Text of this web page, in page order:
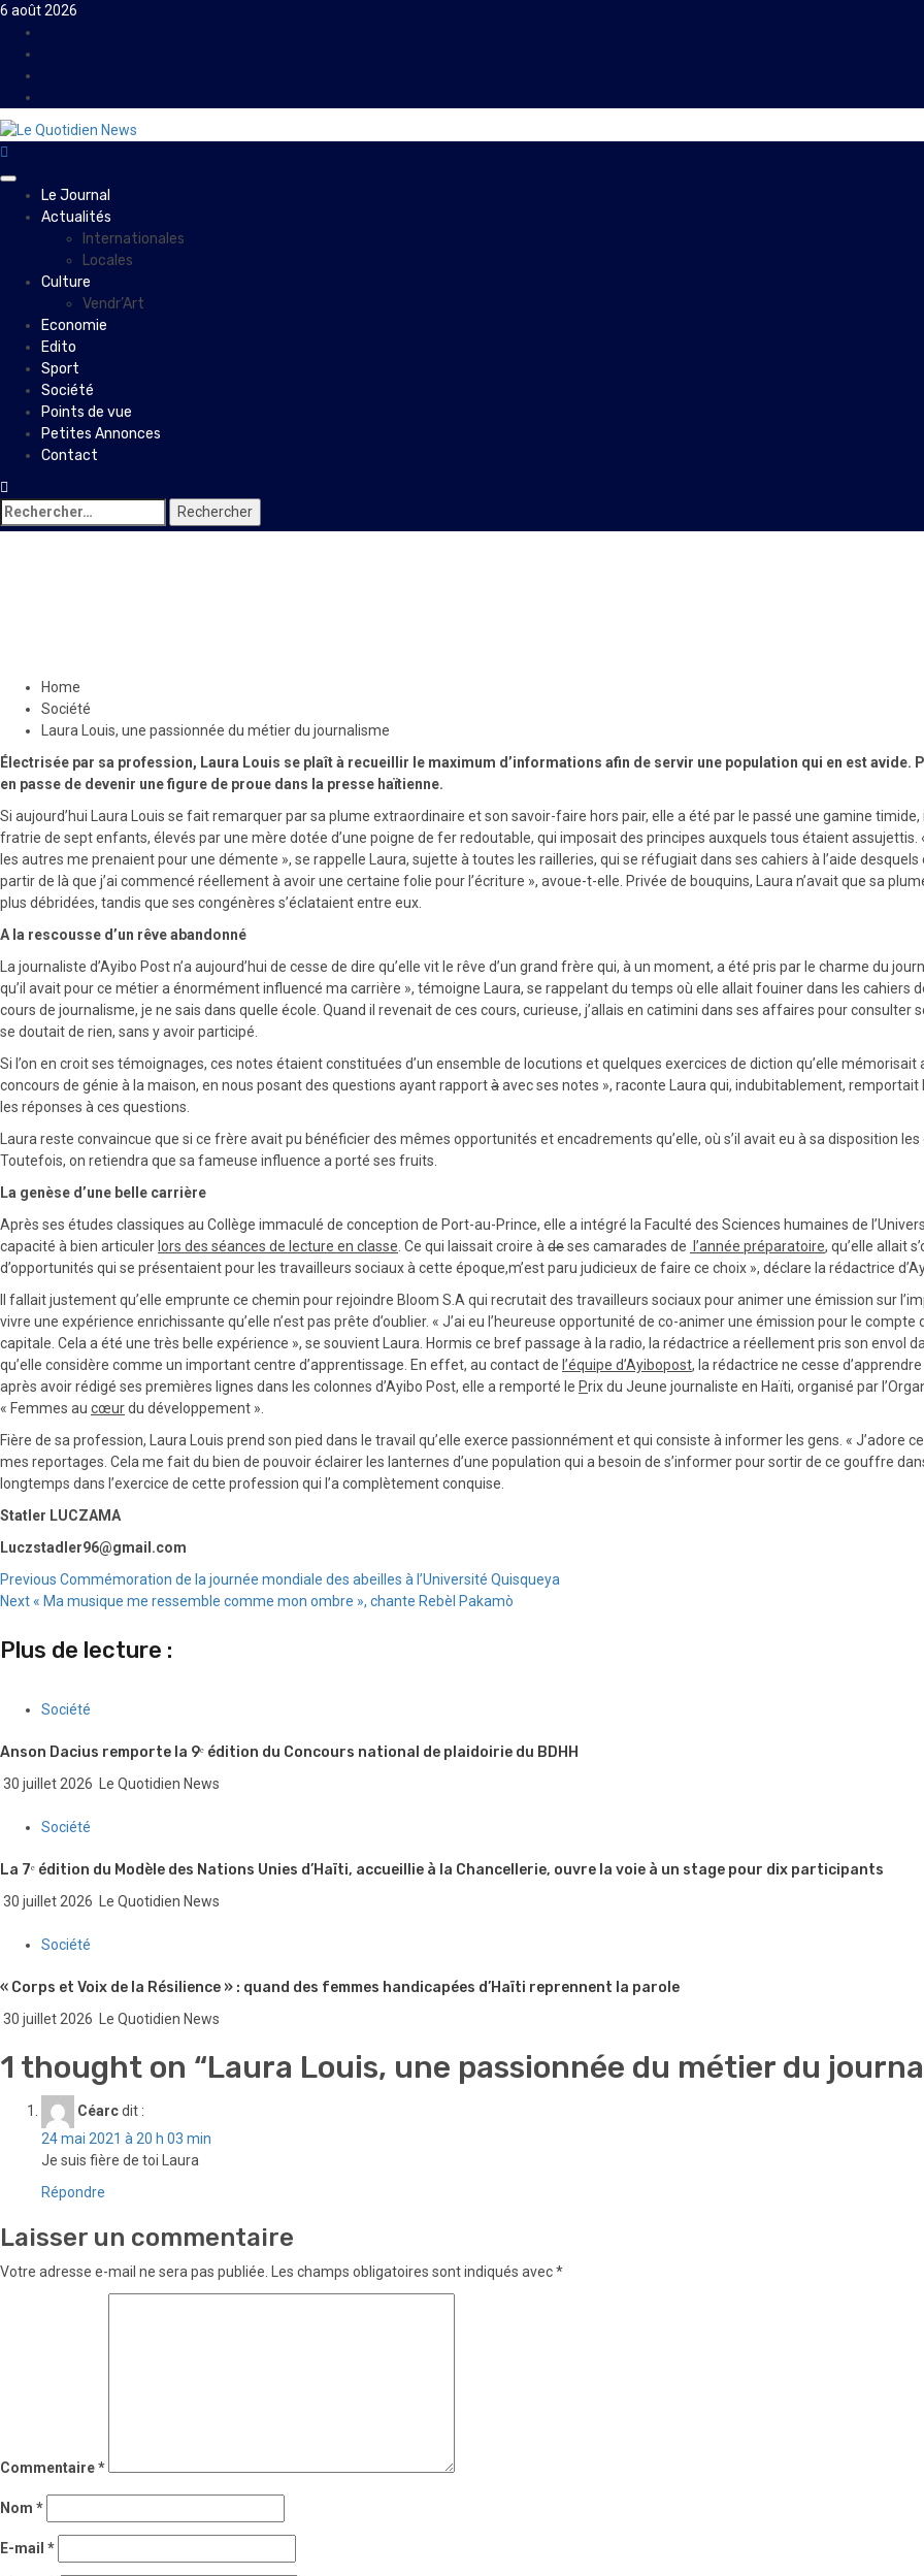
Skip
content
6 août 2026
PrimaryLe Journal
Actualités
Internationales
Locales
Culture
Vendr’Art
Economie
Edito
Sport
Société
Points de vue
Petites Annonces
Contact
Rechercher :
Home
Société
Laura Louis, une passionnée du métier du journalisme
Électrisée par sa profession, Laura Louis se plaît à recueillir le maximum d’informations afin de servir une population qui en est avide.
en passe de devenir une figure de proue dans la presse haïtienne.
Si aujourd’hui Laura Louis se fait remarquer par sa plume extraordinaire et son savoir-faire hors pair, elle a été par le passé une gamine
fratrie de sept enfants, élevés par une mère dotée d’une poigne de fer redoutable, qui imposait des principes auxquels tous étaient
les autres me prenaient pour une démente », se rappelle Laura, sujette à toutes les railleries, qui se réfugiait dans ses cahiers à l’aide
partir de là que j’ai commencé réellement à avoir une certaine folie pour l’écriture », avoue-t-elle. Privée de bouquins, Laura n’avait que sa
plus débridées, tandis que ses congénères s’éclataient entre eux.
A la rescousse d’un rêve abandonné
La journaliste d’Ayibo Post n’a aujourd’hui de cesse de dire qu’elle vit le rêve d’un grand frère qui, à un moment, a été pris par le charme du
qu’il avait pour ce métier a énormément influencé ma carrière », témoigne Laura, se rappelant du temps où elle allait fouiner dans les cahiers
cours de journalisme, je ne sais dans quelle école. Quand il revenait de ces cours, curieuse, j’allais en catimini dans ses affaires pour
se doutait de rien, sans y avoir participé.
Si l’on en croit ses témoignages, ces notes étaient constituées d’un ensemble de locutions et quelques exercices de diction qu’elle
concours de génie à la maison, en nous posant des questions ayant rapportàavec ses notes », raconte Laura qui, indubitablement,
les réponses à ces questions.
Laura reste convaincue que si ce frère avait pu bénéficier des mêmes opportunités et encadrements qu’elle, où s’il avait eu à sa disposition
Toutefois, on retiendra que sa fameuse influence a porté ses fruits.
La genèse d’une belle carrière
Après ses études classiques au Collège immaculé de conception de Port-au-Prince, elle a intégré la Faculté des Sciences humaines de
capacité à bien articuler lors des séances de lecture en classe . Ce qui laissait croire à deses camarades de l’année préparatoire, qu’elle allait
d’opportunités qui se présentaient pour les travailleurs sociaux à cette époque,m’est paru judicieux de faire ce choix », déclare la rédactrice
Il fallait justement qu’elle emprunte ce chemin pour rejoindre Bloom S.A qui recrutait des travailleurs sociaux pour animer une émission sur
vivre une expérience enrichissante qu’elle n’est pas prête d’oublier. « J’ai eu l’heureuse opportunité de co-animer une émission pour le compte
capitale. Cela a été une très belle expérience », se souvient Laura. Hormis ce bref passage à la radio, la rédactrice a réellement pris son envol
qu’elle considère comme un important centre d’apprentissage. En effet, au contact de l’équipe d’Ayibopost, la rédactrice ne cesse
après avoir rédigé ses premières lignes dans les colonnes d’Ayibo Post, elle a remporté le Prix du Jeune journaliste en Haïti, organisé par
« Femmes au cœurdu développement ».
Fière de sa profession, Laura Louis prend son pied dans le travail qu’elle exerce passionnément et qui consiste à informer les gens. «
mes reportages. Cela me fait du bien de pouvoir éclairer les lanternes d’une population qui a besoin de s’informer pour sortir de ce gouffre
longtemps dans l’exercice de cette profession qui l’a complètement conquise.
Statler LUCZAMA
Luczstadler96@gmail.com
Continue
Reading
Previous Commémoration de la journée mondiale des abeilles à l’Université Quisqueya
Next« Ma musique me ressemble comme mon ombre », chante Rebèl Pakamò
Plus de lecture :
Société
Anson Dacius remporte la 9ᵉ édition du Concours national de plaidoirie du BDHH
30 juillet 2026 Le Quotidien News
Société
La 7ᵉ édition du Modèle des Nations Unies d’Haïti, accueillie à la Chancellerie, ouvre la voie à un stage pour dix participants
30 juillet 2026 Le Quotidien News
Société
« Corps et Voix de la Résilience » : quand des femmes handicapées d’Haïti reprennent la parole
30 juillet 2026 Le Quotidien News
1 thought on “Laura Louis, une passionnée du métier du
Céarcdit :
24 mai 2021 à 20 h 03 min
Je suis fière de toi Laura
Répondre
Laisser un commentaire
Votre adresse e-mail ne sera pas publiée. Les champs obligatoires sont indiqués avec*
Commentaire*
Nom *
E-mail *